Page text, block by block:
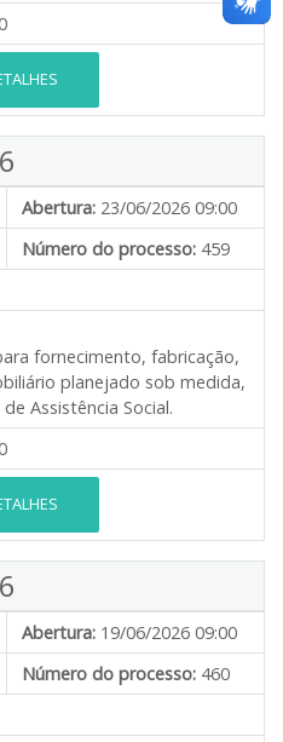
Abertura: 23/06/2026 09:00
Número do processo: 459
fornecimento, fabricação,
planejado sob medida,
Assistência Social.
Abertura: 19/06/2026 09:00
Número do processo: 460